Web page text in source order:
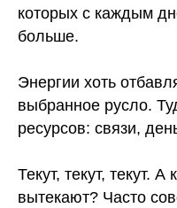
которых с каждым
больше.
Энергии хоть
выбранное русло.
ресурсов: связи,
Текут, текут, текут. А
вытекают? Часто